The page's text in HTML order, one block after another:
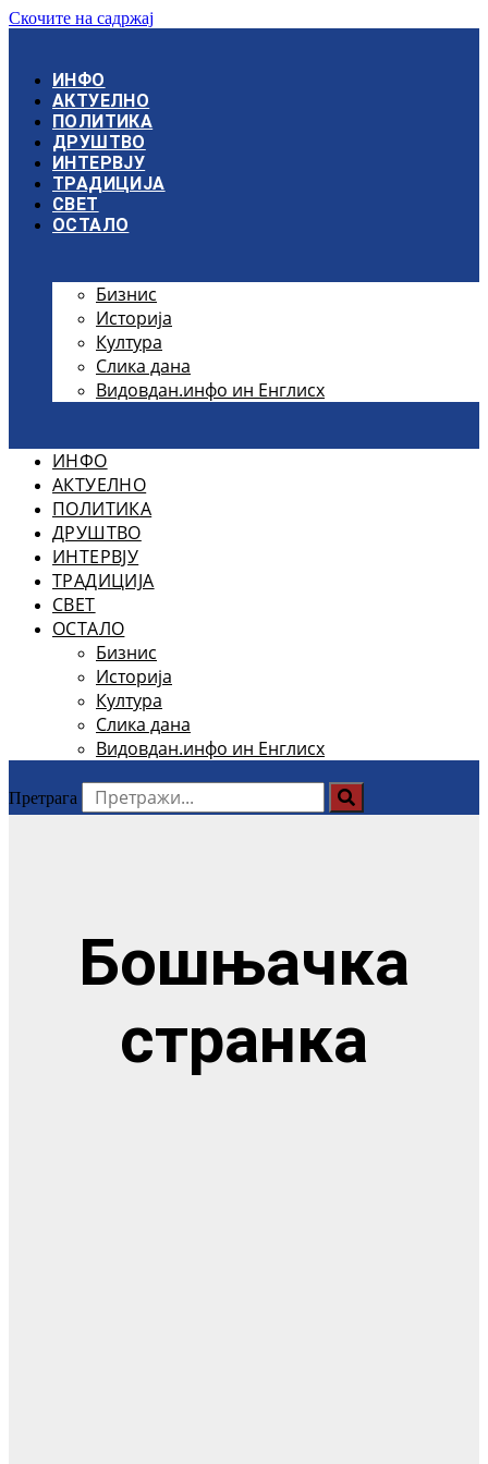
Скочите на садржај
ИНФО
АКТУЕЛНО
ПОЛИТИКА
ДРУШТВО
ИНТЕРВЈУ
ТРАДИЦИЈА
СВЕТ
ОСТАЛО
Бизнис
Историја
Култура
Слика дана
Видовдан.инфо ин Енглисх
ИНФО
АКТУЕЛНО
ПОЛИТИКА
ДРУШТВО
ИНТЕРВЈУ
ТРАДИЦИЈА
СВЕТ
ОСТАЛО
Бизнис
Историја
Култура
Слика дана
Видовдан.инфо ин Енглисх
Претрага
Бошњачка
странка